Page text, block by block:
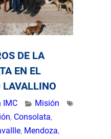
DE LA
EN EL
LAVALLINO
IMC
Misión
, Consolata,
, Mendoza,